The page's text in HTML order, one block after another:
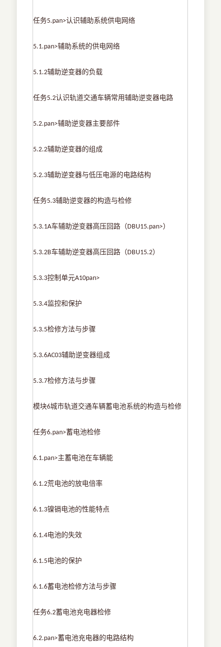
任务5.pan>认识辅助系统供电网络
5.1.pan>辅助系统的供电网络
5.1.2辅助逆变器的负载
任务5.2认识轨道交通车辆常用辅助逆变器电路
5.2.pan>辅助逆变器主要部件
5.2.2辅助逆变器的组成
5.2.3辅助逆变器与低压电源的电路结构
任务5.3辅助逆变器的构造与检修
5.3.1A车辅助逆变器高压回路（DBU15.pan>）
5.3.2B车辅助逆变器高压回路（DBU15.2）
5.3.3控制单元A10pan>
5.3.4监控和保护
5.3.5检修方法与步骤
5.3.6AC03辅助逆变器组成
5.3.7检修方法与步骤
模块6城市轨道交通车辆蓄电池系统的构造与检修
任务6.pan>蓄电池检修
6.1.pan>主蓄电池在车辆能
6.1.2荒电池的放电倍率
6.1.3镍镉电池的性能特点
6.1.4电池的失效
6.1.5电池的保护
6.1.6蓄电池检修方法与步骤
任务6.2蓄电池充电器检修
6.2.pan>蓄电池充电器的电路结构